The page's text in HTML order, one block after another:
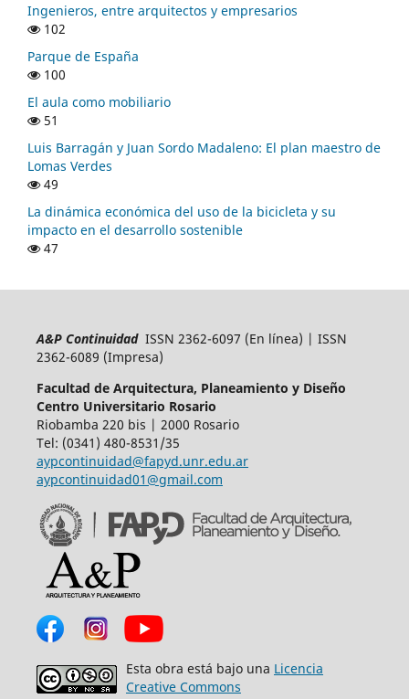
Ingenieros, entre arquitectos y empresarios
102
Parque de España
100
El aula como mobiliario
51
Luis Barragán y Juan Sordo Madaleno: El plan maestro de
Lomas Verdes
49
La dinámica económica del uso de la bicicleta y su
impacto en el desarrollo sostenible
47
A&P ContinuidadISSN 2362-6097 (En línea) | ISSN
2362-6089 (Impresa)
Facultad de Arquitectura, Planeamiento y Diseño
Centro Universitario Rosario
Riobamba 220 bis | 2000 Rosario
Tel: (0341) 480-8531/35
aypcontinuidad@fapyd.unr.edu.ar
aypcontinuidad01@gmail.com
Esta obra está bajo una Licencia
Creative Commons